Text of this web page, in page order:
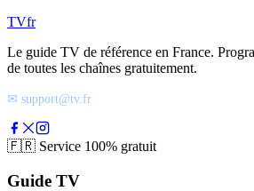
TVfr
Le guide TV de référence en France.
de toutes les chaînes gratuitement.
✉ support@tv.fr
🇫🇷 Service 100% gratuit
Guide TV